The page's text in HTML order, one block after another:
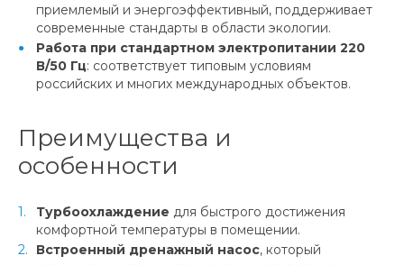
приемлемый и энергоэффективный, поддерживает
современные стандарты в области экологии.
Работа при стандартном электропитании 220
В/50 Гц: соответствует типовым условиям
российских и многих международных объектов.
Преимущества и
особенности
Турбоохлаждение для быстрого достижения
комфортной температуры в помещении.
Встроенный дренажный насос, который